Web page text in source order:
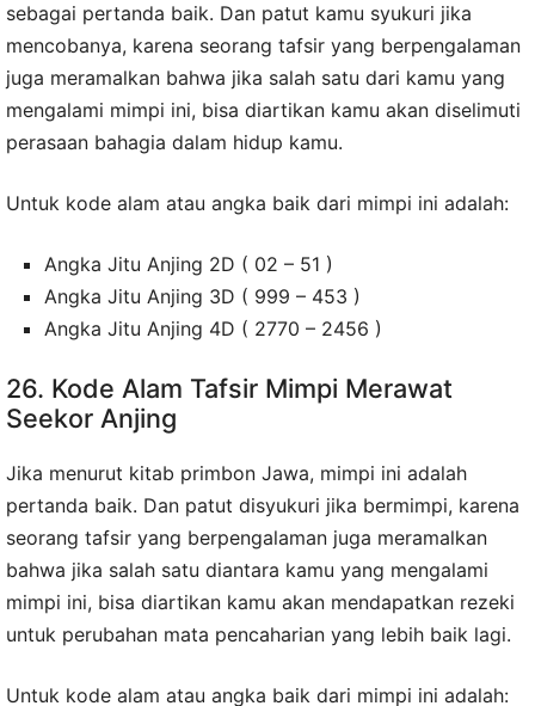
sebagai pertanda baik. Dan patut kamu syukuri jika
mencobanya, karena seorang tafsir yang berpengalaman
juga meramalkan bahwa jika salah satu dari kamu yang
mengalami mimpi ini, bisa diartikan kamu akan diselimuti
perasaan bahagia dalam hidup kamu.
Untuk kode alam atau angka baik dari mimpi ini adalah:
Angka Jitu Anjing 2D ( 02 – 51 )
Angka Jitu Anjing 3D ( 999 – 453 )
Angka Jitu Anjing 4D ( 2770 – 2456 )
26. Kode Alam Tafsir Mimpi Merawat
Seekor Anjing
Jika menurut kitab primbon Jawa, mimpi ini adalah
pertanda baik. Dan patut disyukuri jika bermimpi, karena
seorang tafsir yang berpengalaman juga meramalkan
bahwa jika salah satu diantara kamu yang mengalami
mimpi ini, bisa diartikan kamu akan mendapatkan rezeki
untuk perubahan mata pencaharian yang lebih baik lagi.
Untuk kode alam atau angka baik dari mimpi ini adalah: